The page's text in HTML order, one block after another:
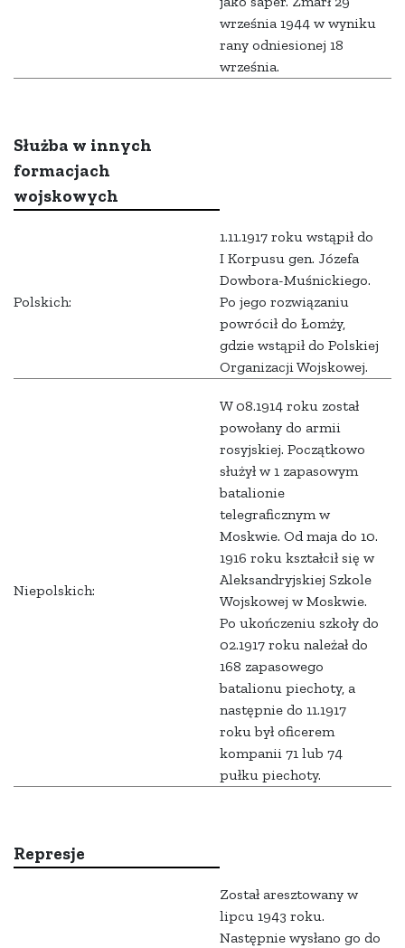
września 1944 w wyniku
rany odniesionej 18
września.
Służba w innych
formacjach
wojskowych
Polskich:
1.11.1917 roku wstąpił do
I Korpusu gen. Józefa
Dowbora-Muśnickiego.
Po jego rozwiązaniu
powrócił do Łomży,
gdzie wstąpił do Polskiej
Organizacji Wojskowej.
Niepolskich:
W 08.1914 roku został
powołany do armii
rosyjskiej. Początkowo
służył w 1 zapasowym
batalionie
telegraficznym w
Moskwie. Od maja do 10.
1916 roku kształcił się w
Aleksandryjskiej Szkole
Wojskowej w Moskwie.
Po ukończeniu szkoły do
02.1917 roku należał do
168 zapasowego
batalionu piechoty, a
następnie do 11.1917
roku był oficerem
kompanii 71 lub 74
pułku piechoty.
Represje
Został aresztowany w
lipcu 1943 roku.
Następnie wysłano go do